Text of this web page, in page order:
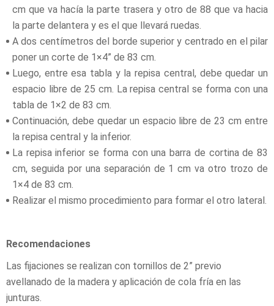
cm que va hacía la parte trasera y otro de 88 que va hacia
la parte delantera y es el que llevará ruedas.
A dos centímetros del borde superior y centrado en el pilar
poner un corte de 1×4” de 83 cm.
Luego, entre esa tabla y la repisa central, debe quedar un
espacio libre de 25 cm. La repisa central se forma con una
tabla de 1×2 de 83 cm.
Continuación, debe quedar un espacio libre de 23 cm entre
la repisa central y la inferior.
La repisa inferior se forma con una barra de cortina de 83
cm, seguida por una separación de 1 cm va otro trozo de
1×4 de 83 cm.
Realizar el mismo procedimiento para formar el otro lateral.
Recomendaciones
Las fijaciones se realizan con tornillos de 2” previo
avellanado de la madera y aplicación de cola fría en las
junturas.